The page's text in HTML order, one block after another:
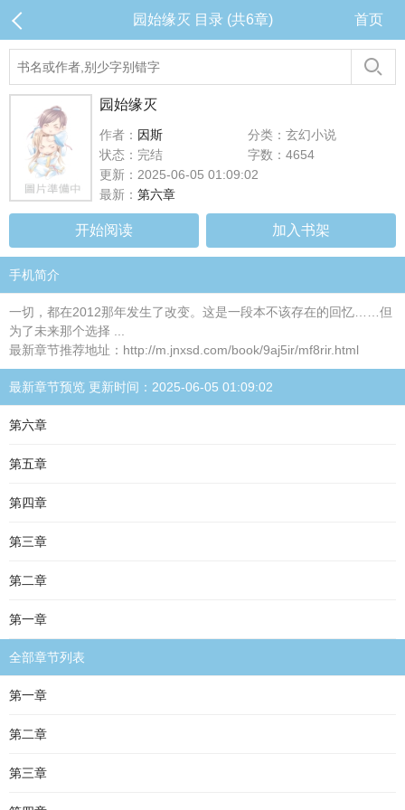
园始缘灭 目录 (共6章) 首页
园始缘灭
作者： 因斯
分类：玄幻小说
状态：完结
字数：4654
更新：2025-06-05 01:09:02
最新： 第六章
开始阅读 加入书架
手机简介
一切，都在2012那年发生了改变。这是一段本不该存在的回忆……但
为了未来那个选择 ...
最新章节推荐地址：http://m.jnxsd.com/book/9aj5ir/mf8rir.html
最新章节预览 更新时间：2025-06-05 01:09:02
第六章
第五章
第四章
第三章
第二章
第一章
全部章节列表
第一章
第二章
第三章